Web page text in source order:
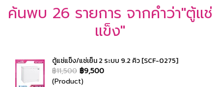
ค้นพบ 26 รายการ จากคำว่า"ตู้แช่
แข็ง"
ตู้แช่แข็ง/แช่เย็น 2 ระบบ 9.2 คิว [SCF-0275]
฿11,500 ฿9,500
(Product)